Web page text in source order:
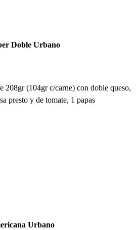
Doble Urbano
208gr (104gr c/carne) con doble queso,
presto y de tomate, 1 papas
Urbano